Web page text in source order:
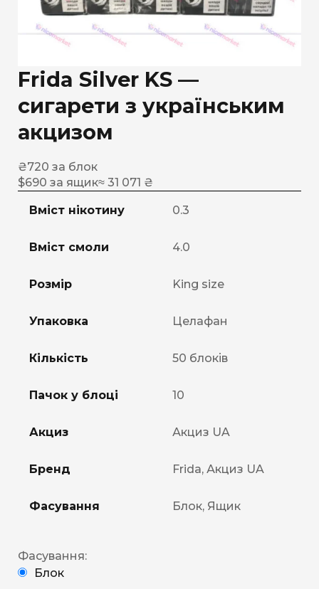
Frida Silver KS —
сигарети з українським
акцизом
₴720 за блок
$690 за ящик≈ 31 071 ₴
Вміст нікотину 0.3
Вміст смоли 4.0
Розмір King size
Упаковка Целафан
Кількість 50 блоків
Пачок у блоці 10
Акциз Акциз UA
Бренд Frida, Акциз UA
Фасування Блок, Ящик
Фасування:
Блок